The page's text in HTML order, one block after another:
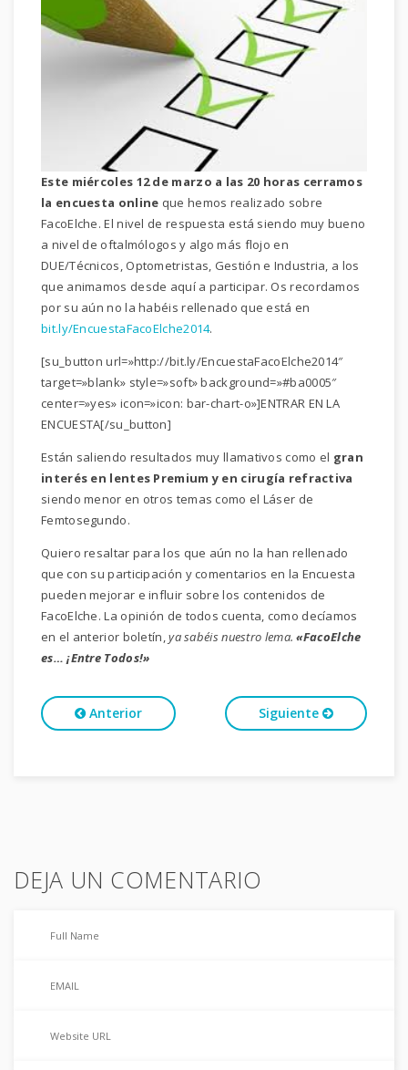
Este miércoles 12 de marzo a las 20 horas cerramos
la encuesta online que hemos realizado sobre
FacoElche. El nivel de respuesta está siendo muy bueno
a nivel de oftalmólogos y algo más flojo en
DUE/Técnicos, Optometristas, Gestión e Industria, a los
que animamos desde aquí a participar. Os recordamos
por su aún no la habéis rellenado que está en
bit.ly/EncuestaFacoElche2014.
[su_button url=»http://bit.ly/EncuestaFacoElche2014″
target=»blank» style=»soft» background=»#ba0005″
center=»yes» icon=»icon: bar-chart-o»]ENTRAR EN LA
ENCUESTA[/su_button]
Están saliendo resultados muy llamativos como el gran
interés en lentes Premium y en cirugía refractiva
siendo menor en otros temas como el Láser de
Femtosegundo.
Quiero resaltar para los que aún no la han rellenado
que con su participación y comentarios en la Encuesta
pueden mejorar e influir sobre los contenidos de
FacoElche. La opinión de todos cuenta, como decíamos
en el anterior boletín,ya sabéis nuestro lema.«FacoElche
es… ¡Entre Todos!»
Anterior Siguiente
DEJA UN COMENTARIO